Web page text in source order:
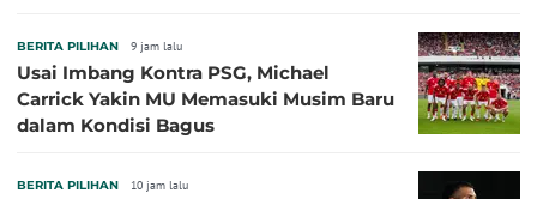
BERITA PILIHAN 9 jam lalu
Usai Imbang Kontra PSG, Michael
Carrick Yakin MU Memasuki Musim Baru
dalam Kondisi Bagus
BERITA PILIHAN 10 jam lalu